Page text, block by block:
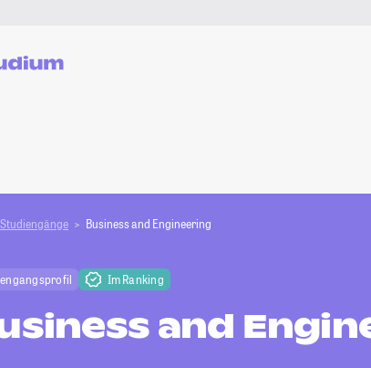
Studiengänge Business and Engineering
Im Ranking
and